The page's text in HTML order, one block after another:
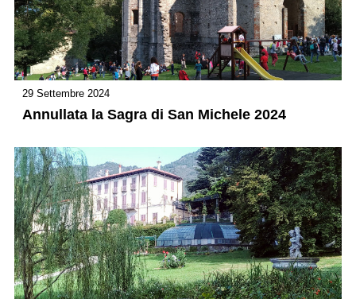
29 Settembre 2024
Annullata la Sagra di San Michele 2024